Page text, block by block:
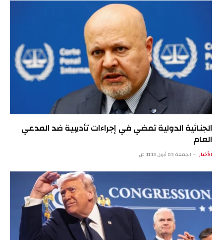
الجنائية الدولية تمضي في إجراءات تأديبية ضد المدعي
العام
الأخبار الجمعة 03 أبريل 11:13 ص